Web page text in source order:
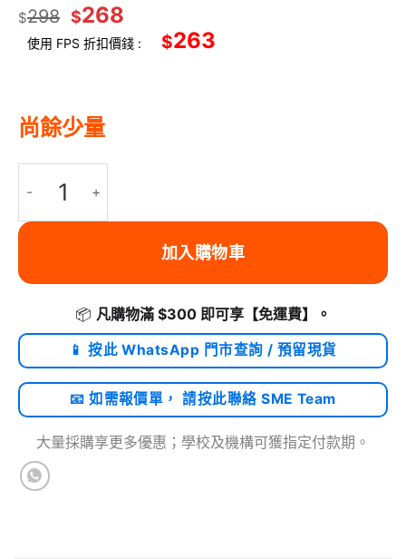
$298 $268
使用 FPS 折扣價錢 : $263
尚餘少量
加入購物車
📦 凡購物滿 $300 即可享 【免運費】 。
📱 按此 WhatsApp 門市查詢 / 預留現貨
📧 如需報價單， 請按此聯絡 SME Team
大量採購享更多優惠；學校及機構可獲指定付款期。